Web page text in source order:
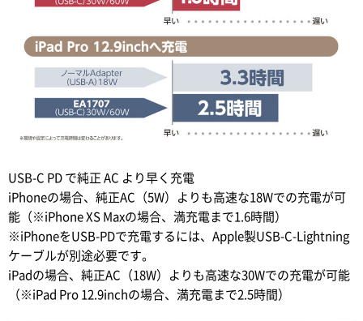
USB-C PD で純正 AC より早く充電
iPhoneの場合、純正AC（5W）よりも高速な18Wでの充電が可
能（※iPhone XS Maxの場合、満充電まで1.6時間）
※iPhoneをUSB-PDで充電するには、Apple製USB-C-Lightning
ケーブルが別途必要です。
iPadの場合、純正AC（18W）よりも高速な30Wでの充電が可能
（※iPad Pro 12.9inchの場合、満充電まで2.5時間）